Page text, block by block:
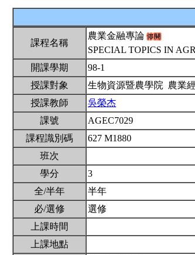
課程名稱
農業金融專論
SPECIAL TOPICS IN
開課學期
98-1
授課對象
生物資源暨農學院 農業
授課教師
吳榮杰
課號
AGEC7029
課程識別碼
627 M1880
班次
學分
3
全/半年
半年
必/選修
選修
上課時間
上課地點